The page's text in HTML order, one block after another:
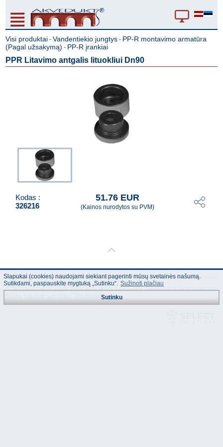
Visi produktai -Vandentiekio jungtys - PP-R montavimo armatūra
(Pagal užsakymą) - PP-R įrankiai
PPR Litavimo antgalis lituokliui Dn90
Kodas :
326216
51.76 EUR
(Kainos nurodytos su PVM)
© "AS Akvedukts" 2026. Dalinai ar pilnai naudojant duomenis iš šios svetainės
būtina naudoti nuorodą Į "AS Akvedukts"!
Slapukai (cookies) naudojami siekiant pagerinti mūsų svetainės našumą.
Sutikdami, paspauskite mygtuką „Sutinku“. Sužinoti plačiau
Sutinku